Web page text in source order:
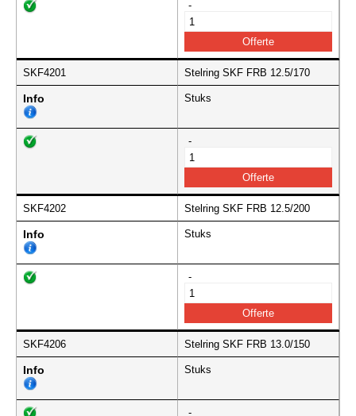
-
SKF4201 Stelring SKF FRB 12.5/170
Info Stuks
-
SKF4202 Stelring SKF FRB 12.5/200
Info Stuks
-
SKF4206 Stelring SKF FRB 13.0/150
Info Stuks
-